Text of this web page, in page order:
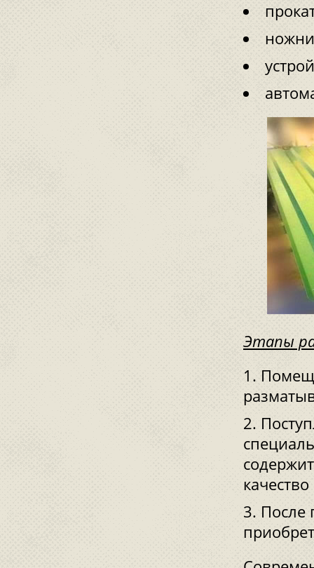
Этапы
После